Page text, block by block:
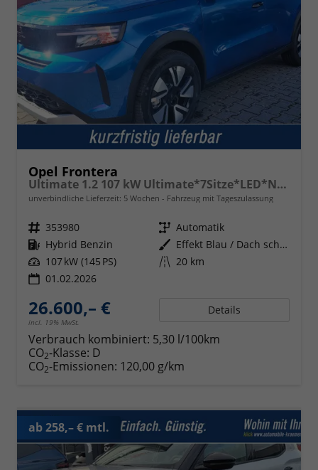
Opel Frontera
Ultimate 1.2 107 kW Ultimate*7Sitze*LED*Navi*Shzg*PDC*Cam*
unverbindliche Lieferzeit: 5 Wochen Fahrzeug mit Tageszulassung
Fahrzeugnr. 353980 Getriebe Automatik
Kraftstoff Hybrid Benzin Außenfarbe
Effekt Blau / Dach schwarz
Leistung 107 kW (145 PS) Kilometerstand 20 km
01.02.2026
26.600,– €
incl. 19% MwSt.
Details
Verbrauch kombiniert: 5,30 l/100km
CO2-Klasse: D
CO2-Emissionen: 120,00 g/km
ab 258,– € mtl.